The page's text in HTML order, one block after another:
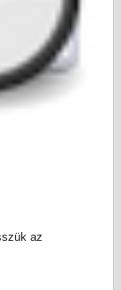
az